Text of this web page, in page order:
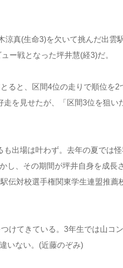
真(生命3)を欠いて挑んだ出雲
ー戦となった坪井慧(経3)だ。
ると、区間4位の走りで順位を2
を見せたが、「区間3位を狙い
出場は叶わず。去年の夏では
し、その期間が坪井自身を成長
伝対校選手権関東学生連盟推薦
けてきている。3年生では山コ
いない。(近藤のぞみ)